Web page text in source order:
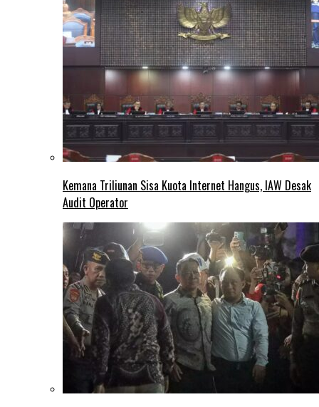
Kemana Triliunan Sisa Kuota Internet Hangus, IAW Desak
Audit Operator